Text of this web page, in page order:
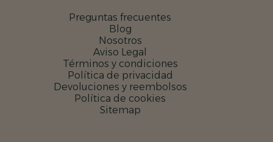
Preguntas frecuentes
Blog
Nosotros
Aviso Legal
Términos y condiciones
Política de privacidad
Devoluciones y reembolsos
Política de cookies
Sitemap